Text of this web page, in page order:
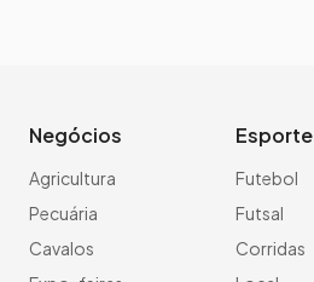
Negócios
Agricultura
Pecuária
Cavalos
Esporte
Futebol
Futsal
Corridas